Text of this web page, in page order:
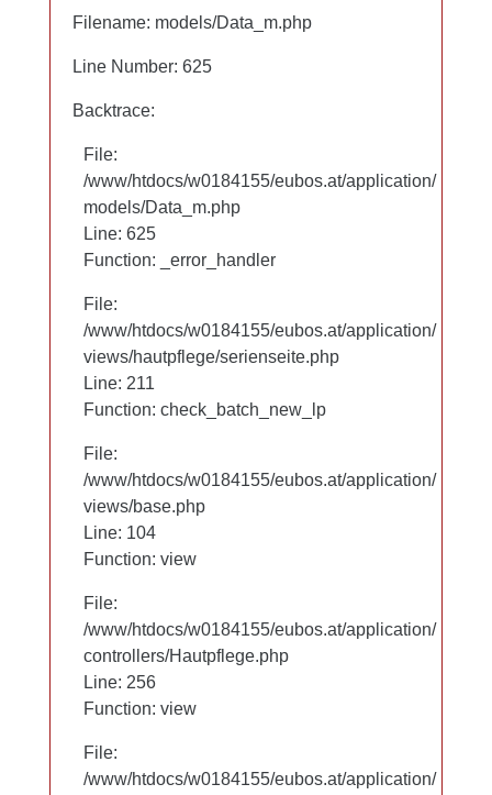
Lanolin
Filename: models/Data_m.php
Line Number: 625
Backtrace:
File:
/www/htdocs/w0184155/eubos.at/application/
models/Data_m.php
Line: 625
Function: _error_handler
File:
/www/htdocs/w0184155/eubos.at/application/
views/hautpflege/serienseite.php
Line: 97
Function: check_batch_new_lp
File:
/www/htdocs/w0184155/eubos.at/application/
views/base.php
Line: 104
Function: view
File:
/www/htdocs/w0184155/eubos.at/application/
controllers/Hautpflege.php
Line: 256
Function: view
File:
/www/htdocs/w0184155/eubos.at/application/
Filename: models/Data_m.php
Line Number: 625
Backtrace:
File:
/www/htdocs/w0184155/eubos.at/application/
models/Data_m.php
Line: 625
Function: _error_handler
File:
/www/htdocs/w0184155/eubos.at/application/
views/hautpflege/serienseite.php
Line: 211
Function: check_batch_new_lp
File:
/www/htdocs/w0184155/eubos.at/application/
views/base.php
Line: 104
Function: view
File:
/www/htdocs/w0184155/eubos.at/application/
controllers/Hautpflege.php
Line: 256
Function: view
File:
/www/htdocs/w0184155/eubos.at/application/